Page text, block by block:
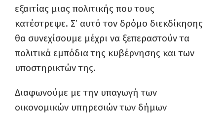
εξαιτίας μιας πολιτικής που τους
κατέστρεψε. Σ’ αυτό τον δρόμο διεκδίκησης
θα συνεχίσουμε μέχρι να ξεπεραστούν τα
πολιτικά εμπόδια της κυβέρνησης και των
υποστηρικτών της.
Διαφωνούμε με την υπαγωγή των
οικονομικών υπηρεσιών των δήμων